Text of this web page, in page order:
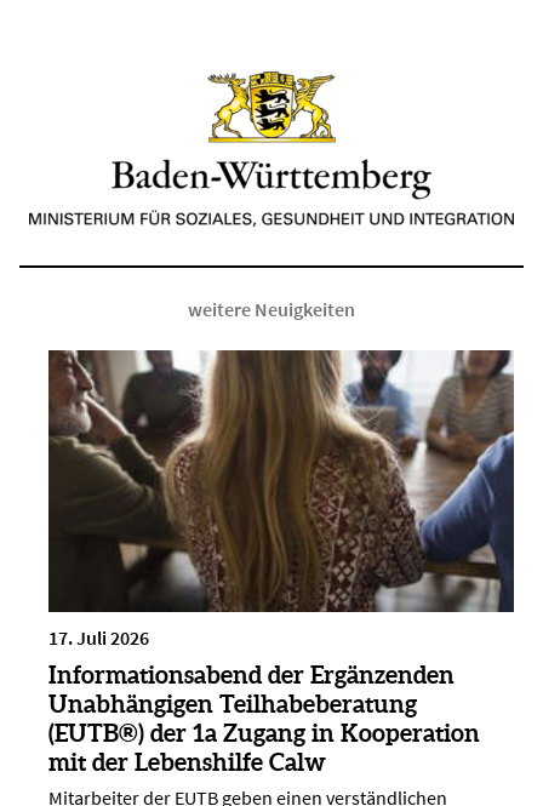
weitere Neuigkeiten
17. Juli 2026
Informationsabend der Ergänzenden
Unabhängigen Teilhabeberatung
(EUTB®) der 1a Zugang in Kooperation
mit der Lebenshilfe Calw
Mitarbeiter der EUTB geben einen verständlichen